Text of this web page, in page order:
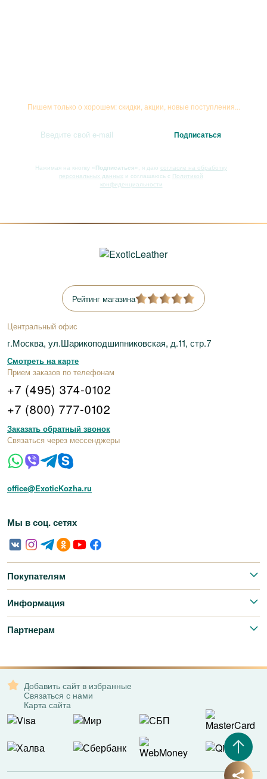
Пишем только о хорошем: скидки, акции, новые поступления...
Нажимая на кнопку «Подписаться» , я даю согласие на обработку
персональных данных и соглашаюсь с Политикой
конфиденциальности
Рейтинг магазина
Центральный офис
г.Москва, ул.Шарикоподшипниковская, д.11, стр.7
Смотреть на карте
Прием заказов по телефонам
+7 (495) 374-0102
+7 (800) 777-0102
Заказать обратный звонок
Связаться через мессенджеры
office@ExoticKozha.ru
Мы в соц. сетях
Покупателям
Информация
Партнерам
Добавить сайт в избранные
Связаться с нами
Карта сайта